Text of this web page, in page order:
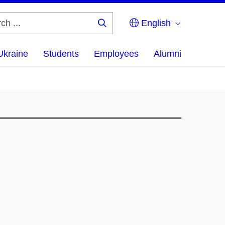
English
Students Employees Alumni